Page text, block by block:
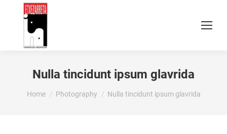
Nulla tincidunt ipsum glavrida
You are here:
Home Photography Nulla tincidunt ipsum glavrida